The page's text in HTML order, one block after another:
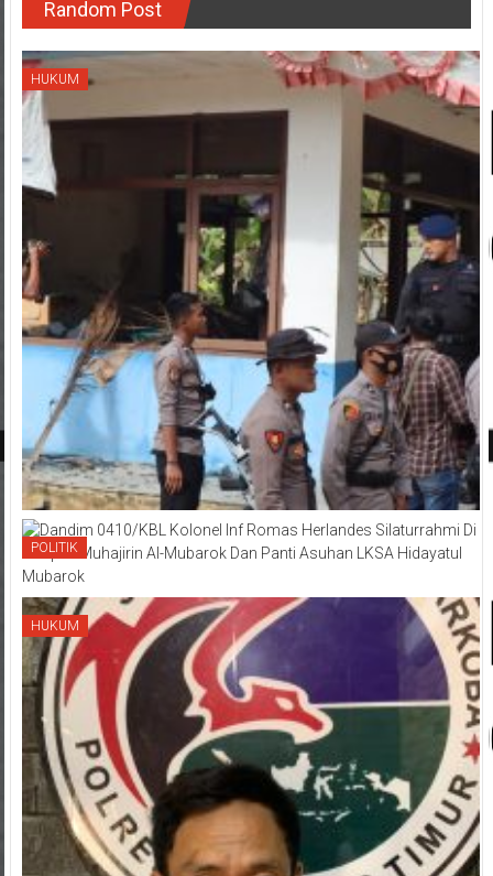
Random Post
HUKUM
POLITIK
HUKUM